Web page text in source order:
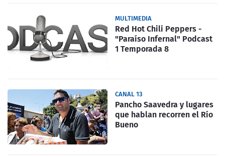
MULTIMEDIA
Red Hot Chili Peppers -
"Paraíso Infernal" Podcast
1 Temporada 8
CANAL 13
Pancho Saavedra y lugares
que hablan recorren el Río
Bueno